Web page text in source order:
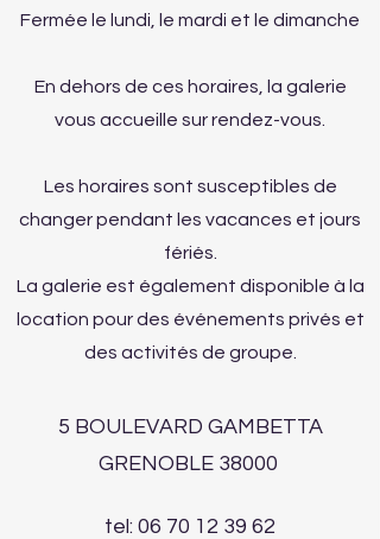
Fermée le lundi, le mardi et le dimanche
En dehors de ces horaires, la galerie
vous accueille sur rendez-vous.
Les horaires sont susceptibles de
changer pendant les vacances et jours
fériés.
La galerie est également disponible à la
location pour des événements privés et
des activités de groupe.
5 BOULEVARD GAMBETTA
GRENOBLE 38000
tel: 06 70 12 39 62